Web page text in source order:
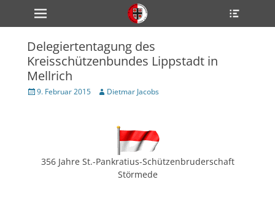
zum
Inhalt
Primärmenü
Delegiertentagung des
Kreisschützenbundes Lippstadt in
Mellrich
Veröffentlicht
9. Februar 2015 Author
Dietmar Jacobs
356 Jahre St.-Pankratius-Schützenbruderschaft
Störmede